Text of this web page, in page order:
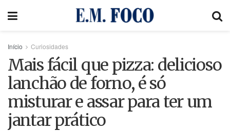
Início Curiosidades
Mais fácil que pizza: delicioso
lanchão de forno, é só
misturar e assar para ter um
jantar prático